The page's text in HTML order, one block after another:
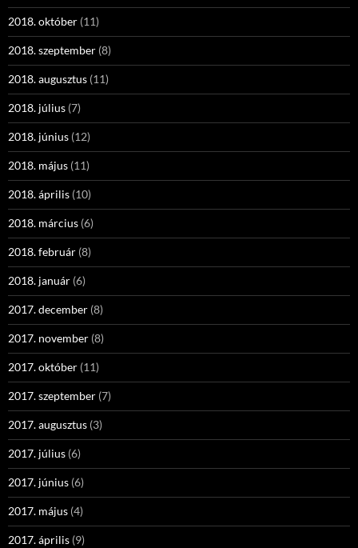
2018. október (11)
2018. szeptember (8)
2018. augusztus (11)
2018. július (7)
2018. június (12)
2018. május (11)
2018. április (10)
2018. március (6)
2018. február (8)
2018. január (6)
2017. december (8)
2017. november (8)
2017. október (11)
2017. szeptember (7)
2017. augusztus (3)
2017. július (6)
2017. június (6)
2017. május (4)
2017. április (9)